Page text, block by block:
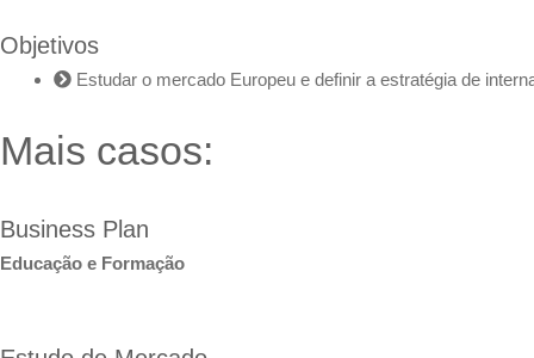
Objetivos
Estudar o mercado Europeu e definir a estratégia de
Mais casos:
Business Plan
Educação e Formação